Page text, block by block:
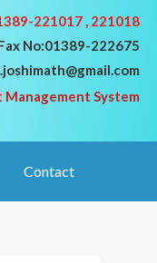
221017 , 221018
No:01389-222675
Management System
Contact